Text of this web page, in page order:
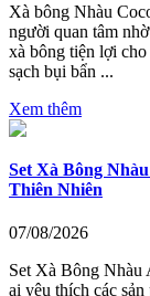
Xà bông Nhàu
người quan tâm
xà bông tiện lợi
sạch bụi bẩn ...
Xem thêm
Set Xà Bông
Thiên Nhiên
07/08/2026
Set Xà Bông Nhàu
ai yêu thích các